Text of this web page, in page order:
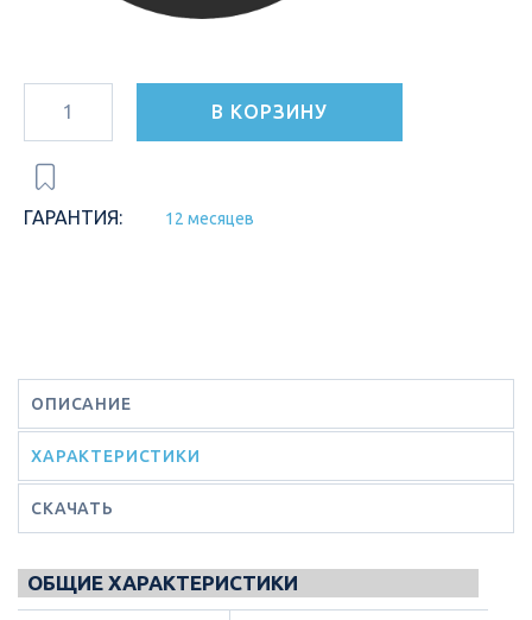
В КОРЗИНУ
ГАРАНТИЯ: 12 месяцев
ОПИСАНИЕ
ХАРАКТЕРИСТИКИ
СКАЧАТЬ
ОБЩИЕ ХАРАКТЕРИСТИКИ